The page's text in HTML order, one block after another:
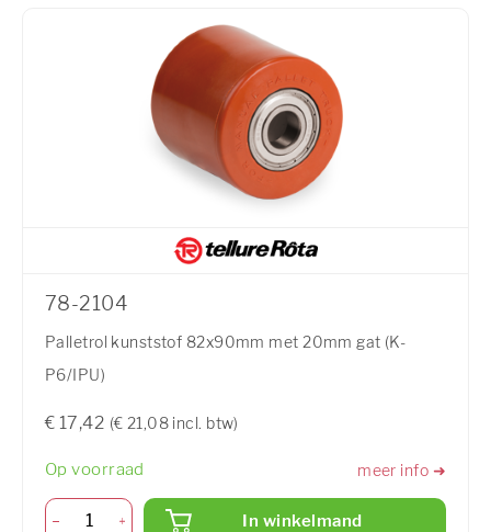
78-2104
Palletrol kunststof 82x90mm met 20mm gat (K-
P6/IPU)
€ 17,42 (€ 21,08 incl. btw)
Op voorraad meer info ➜
In winkelmand